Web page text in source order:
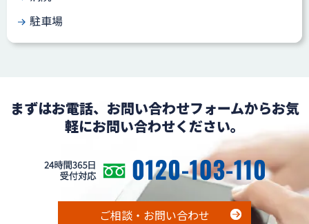
駐車場
まずはお電話、お問い合わせフォームからお気
軽にお問い合わせください。
ご相談・お問い合わせ